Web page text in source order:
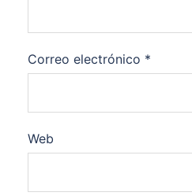
Correo electrónico *
Web